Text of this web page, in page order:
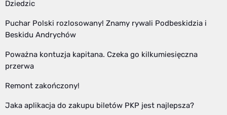
Dziedzic
Puchar Polski rozlosowany! Znamy rywali Podbeskidzia i
Beskidu Andrychów
Poważna kontuzja kapitana. Czeka go kilkumiesięczna
przerwa
Remont zakończony!
Jaka aplikacja do zakupu biletów PKP jest najlepsza?